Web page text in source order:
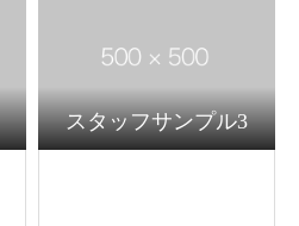
スタッフサンプル3